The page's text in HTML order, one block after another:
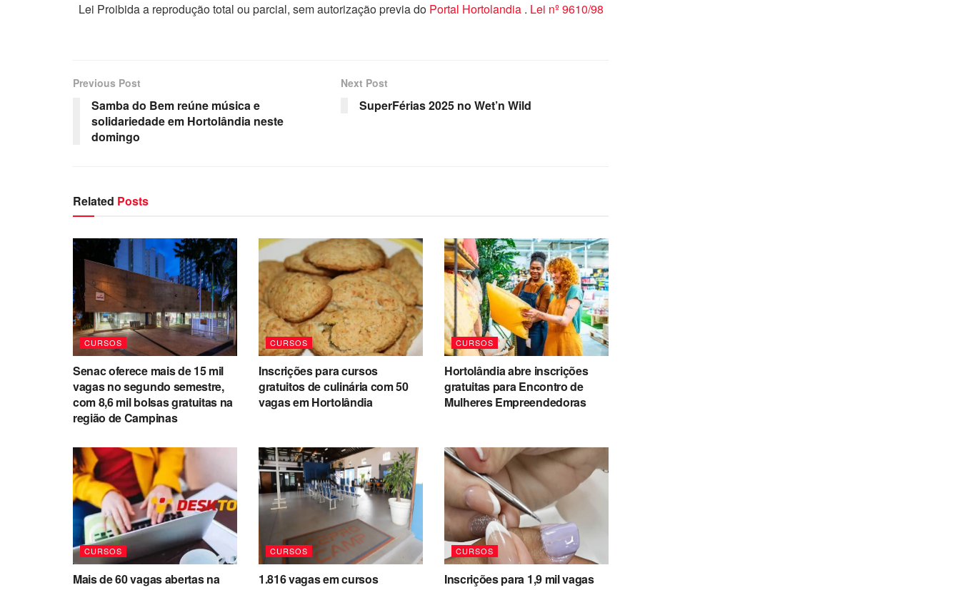
Lei Proibida a reprodução total ou parcial, sem autorização previa do Portal Hortolandia . Lei nº 9610/98
Previous Post
Samba do Bem reúne música e
solidariedade em Hortolândia neste
domingo
Next Post
SuperFérias 2025 no Wet’n Wild
Related Posts
CURSOS
Senac oferece mais de 15 mil
vagas no segundo semestre,
com 8,6 mil bolsas gratuitas na
região de Campinas
CURSOS
Inscrições para cursos
gratuitos de culinária com 50
vagas em Hortolândia
CURSOS
Hortolândia abre inscrições
gratuitas para Encontro de
Mulheres Empreendedoras
CURSOS
Mais de 60 vagas abertas na
CURSOS
1.816 vagas em cursos
CURSOS
Inscrições para 1,9 mil vagas